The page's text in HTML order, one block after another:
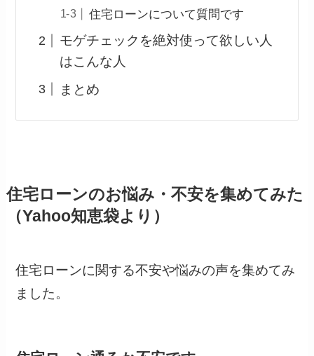
住宅ローンについて質問です
モゲチェックを絶対使って欲しい人
はこんな人
まとめ
住宅ローンのお悩み・不安を集めてみた
（Yahoo知恵袋より）
住宅ローンに関する不安や悩みの声を集めてみ
ました。